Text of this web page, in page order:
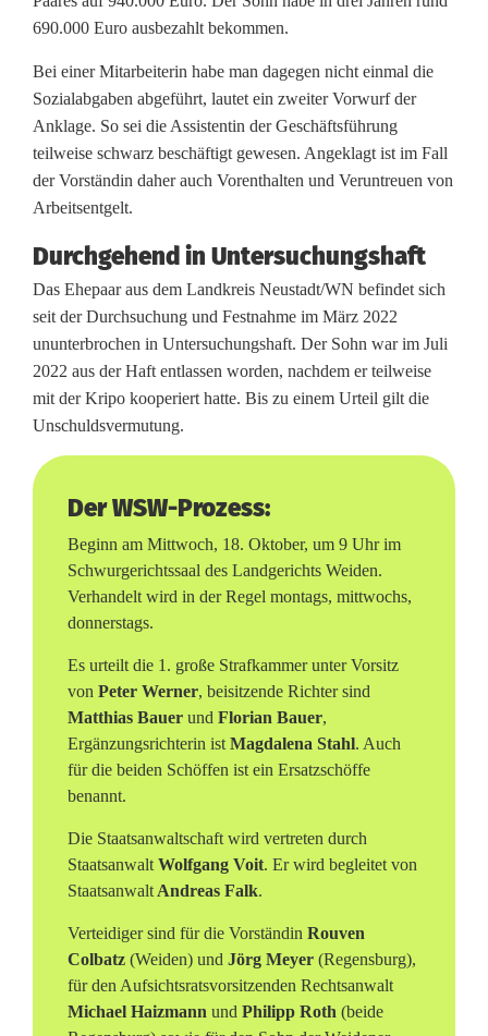
690.000 Euro ausbezahlt bekommen.
Bei einer Mitarbeiterin habe man dagegen nicht einmal die
Sozialabgaben abgeführt, lautet ein zweiter Vorwurf der
Anklage. So sei die Assistentin der Geschäftsführung
teilweise schwarz beschäftigt gewesen. Angeklagt ist im Fall
der Vorständin daher auch Vorenthalten und Veruntreuen von
Arbeitsentgelt.
Durchgehend in Untersuchungshaft
Das Ehepaar aus dem Landkreis Neustadt/WN befindet sich
seit der Durchsuchung und Festnahme im März 2022
ununterbrochen in Untersuchungshaft. Der Sohn war im Juli
2022 aus der Haft entlassen worden, nachdem er teilweise
mit der Kripo kooperiert hatte. Bis zu einem Urteil gilt die
Unschuldsvermutung.
Der WSW-Prozess:
Beginn am Mittwoch, 18. Oktober, um 9 Uhr im
Schwurgerichtssaal des Landgerichts Weiden.
Verhandelt wird in der Regel montags, mittwochs,
donnerstags.
Es urteilt die 1. große Strafkammer unter Vorsitz
von Peter Werner, beisitzende Richter sind
Matthias Bauer und Florian Bauer,
Ergänzungsrichterin ist Magdalena Stahl. Auch
für die beiden Schöffen ist ein Ersatzschöffe
benannt.
Die Staatsanwaltschaft wird vertreten durch
Staatsanwalt Wolfgang Voit. Er wird begleitet von
Staatsanwalt Andreas Falk.
Verteidiger sind für die Vorständin Rouven
Colbatz (Weiden) und Jörg Meyer (Regensburg),
für den Aufsichtsratsvorsitzenden Rechtsanwalt
Michael Haizmann und Philipp Roth (beide